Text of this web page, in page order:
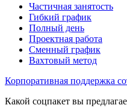
Частичная занятость
Гибкий график
Полный день
Проектная работа
Сменный график
Вахтовый метод
Корпоративная поддержка
Какой соцпакет вы